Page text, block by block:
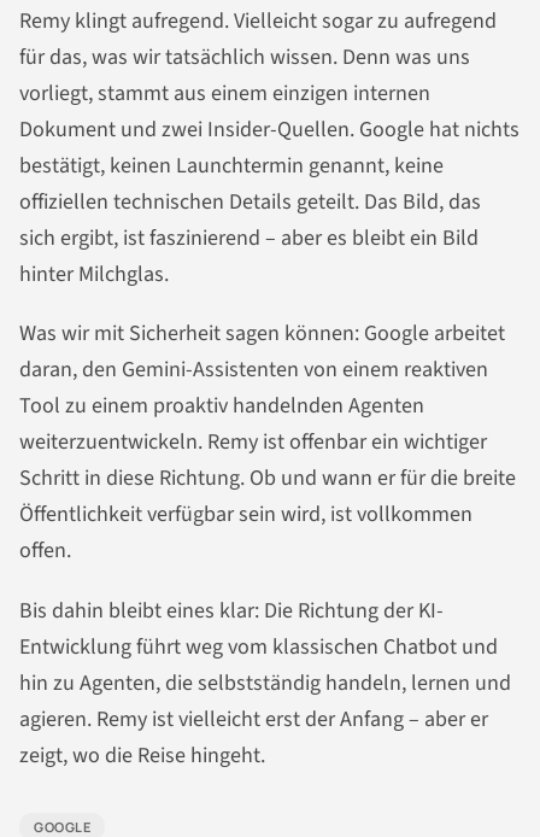
Remy klingt aufregend. Vielleicht sogar zu aufregend
für das, was wir tatsächlich wissen. Denn was uns
vorliegt, stammt aus einem einzigen internen
Dokument und zwei Insider-Quellen. Google hat nichts
bestätigt, keinen Launchtermin genannt, keine
offiziellen technischen Details geteilt. Das Bild, das
sich ergibt, ist faszinierend – aber es bleibt ein Bild
hinter Milchglas.
Was wir mit Sicherheit sagen können: Google arbeitet
daran, den Gemini-Assistenten von einem reaktiven
Tool zu einem proaktiv handelnden Agenten
weiterzuentwickeln. Remy ist offenbar ein wichtiger
Schritt in diese Richtung. Ob und wann er für die breite
Öffentlichkeit verfügbar sein wird, ist vollkommen
offen.
Bis dahin bleibt eines klar: Die Richtung der KI-
Entwicklung führt weg vom klassischen Chatbot und
hin zu Agenten, die selbstständig handeln, lernen und
agieren. Remy ist vielleicht erst der Anfang – aber er
zeigt, wo die Reise hingeht.
GOOGLE